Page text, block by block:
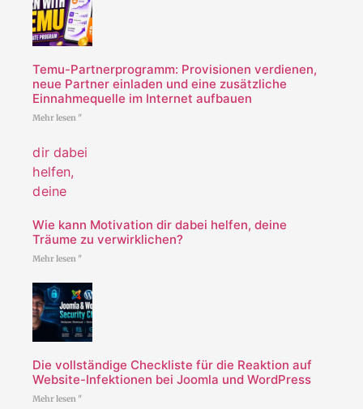
Temu-Partnerprogramm: Provisionen verdienen,
neue Partner einladen und eine zusätzliche
Einnahmequelle im Internet aufbauen
Mehr lesen "
Wie kann Motivation dir dabei helfen, deine
Träume zu verwirklichen?
Mehr lesen "
Die vollständige Checkliste für die Reaktion auf
Website-Infektionen bei Joomla und WordPress
Mehr lesen "